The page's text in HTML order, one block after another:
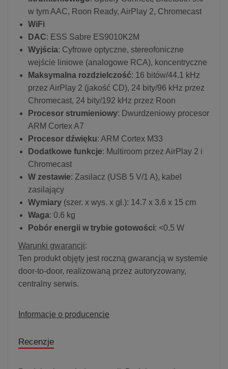
w tym AAC, Roon Ready, AirPlay 2, Chromecast
WiFi
DAC: ESS Sabre ES9010K2M
Wyjścia: Cyfrowe optyczne, stereofoniczne
wejście liniowe (analogowe RCA), koncentryczne
Maksymalna rozdzielczość: 16 bitów/44.1 kHz
przez AirPlay 2 (jakość CD), 24 bity/96 kHz przez
Chromecast, 24 bity/192 kHz przez Roon
Procesor strumieniowy: Dwurdzeniowy procesor
ARM Cortex A7
Procesor dźwięku: ARM Cortex M33
Dodatkowe funkcje: Multiroom przez AirPlay 2 i
Chromecast
W zestawie: Zasilacz (USB 5 V/1 A), kabel
zasilający
Wymiary (szer. x wys. x gł.): 14.7 x 3.6 x 15 cm
Waga: 0.6 kg
Pobór energii w trybie gotowości: <0.5 W
Warunki gwarancji:
Ten produkt objęty jest roczną gwarancją w systemie
door-to-door, realizowaną przez autoryzowany,
centralny serwis.
Informacje o producencie
Recenzje